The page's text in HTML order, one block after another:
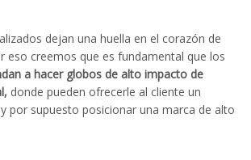
dejan una huella en el corazón de
eso creemos que es fundamental que los
a hacer globos de alto impacto de
donde pueden ofrecerle al cliente un
por supuesto posicionar una marca de alto